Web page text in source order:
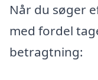
Når du søger
med fordel
betragtning: